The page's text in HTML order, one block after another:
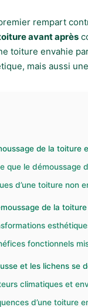
rempart
avant après
toiture envahie
mais aussi
de la toiture
que le démoussage
d’une toiture non
de la
fonctionnels
et les lichens se
climatiques et
d’une toiture